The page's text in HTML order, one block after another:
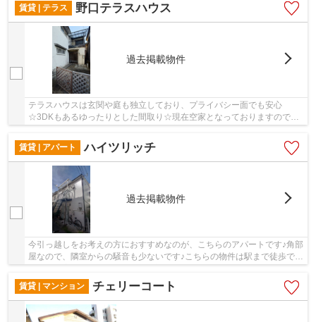
賃貸 | テラス 野口テラスハウス
過去掲載物件
テラスハウスは玄関や庭も独立しており、プライバシー面でも安心
☆3DKもあるゆったりとした間取り☆現在空家となっておりますので、
賃貸 | アパート
ハイツリッチ
過去掲載物件
今引っ越しをお考えの方におすすめなのが、こちらのアパートです♪角部
屋なので、隣室からの騒音も少ないです♪こちらの物件は駅まで徒歩で
12分で到着します♪木の温かみの広がる、フロー...
賃貸 | マンション
チェリーコート